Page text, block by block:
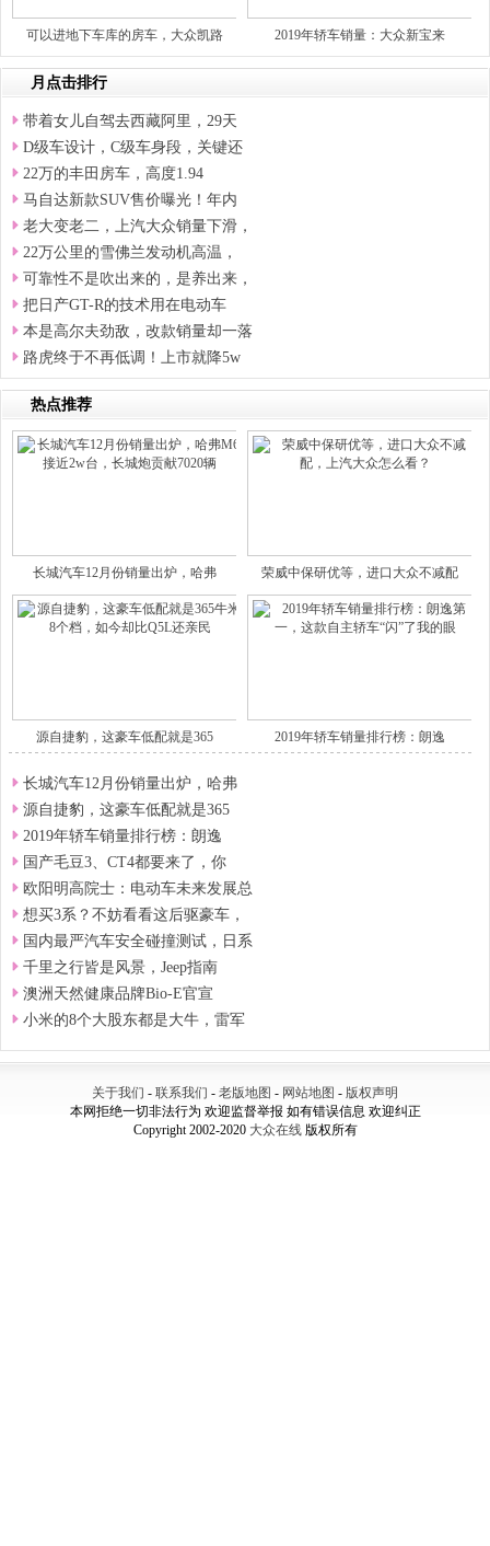
可以进地下车库的房车，大众凯路 2019年轿车销量：大众新宝来
月点击排行
带着女儿自驾去西藏阿里，29天
D级车设计，C级车身段，关键还
22万的丰田房车，高度1.94
马自达新款SUV售价曝光！年内
老大变老二，上汽大众销量下滑，
22万公里的雪佛兰发动机高温，
可靠性不是吹出来的，是养出来，
把日产GT-R的技术用在电动车
本是高尔夫劲敌，改款销量却一落
路虎终于不再低调！上市就降5w
热点推荐
长城汽车12月份销量出炉，哈弗 荣威中保研优等，进口大众不减配
源自捷豹，这豪车低配就是365 2019年轿车销量排行榜：朗逸
长城汽车12月份销量出炉，哈弗
源自捷豹，这豪车低配就是365
2019年轿车销量排行榜：朗逸
国产毛豆3、CT4都要来了，你
欧阳明高院士：电动车未来发展总
想买3系？不妨看看这后驱豪车，
国内最严汽车安全碰撞测试，日系
千里之行皆是风景，Jeep指南
澳洲天然健康品牌Bio-E官宣
小米的8个大股东都是大牛，雷军
关于我们 - 联系我们 - 老版地图 - 网站地图 - 版权声明
本网拒绝一切非法行为 欢迎监督举报 如有错误信息 欢迎纠正
Copyright 2002-2020 大众在线版权所有